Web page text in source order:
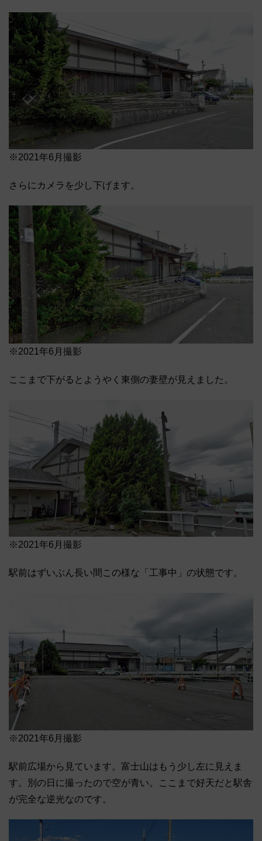
※2021年6月撮影
さらにカメラを少し下げます。
※2021年6月撮影
ここまで下がるとようやく東側の妻壁が見えました。
※2021年6月撮影
駅前はずいぶん長い間この様な「工事中」の状態です。
※2021年6月撮影
駅前広場から見ています。富士山はもう少し左に見えま
す。別の日に撮ったので空が青い。ここまで好天だと駅舎
が完全な逆光なのです。